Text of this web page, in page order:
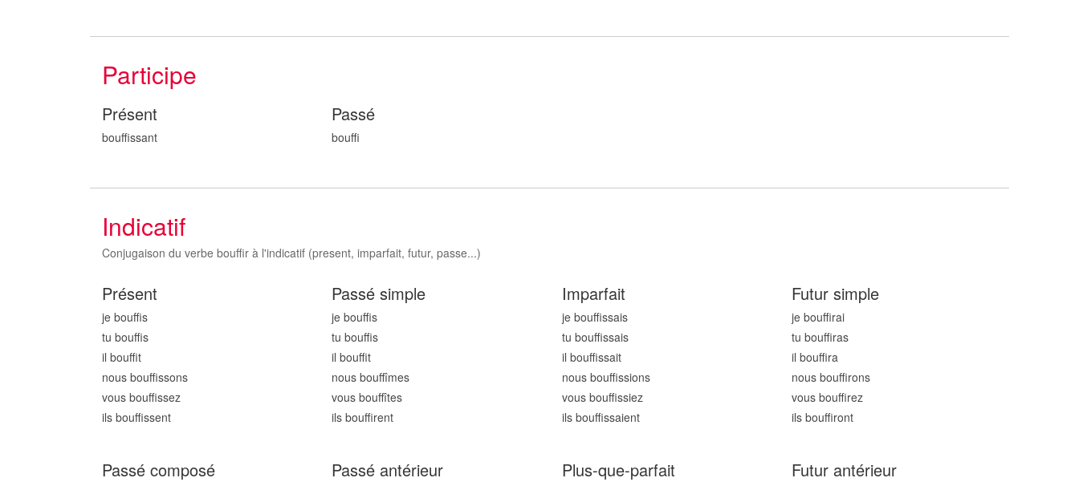
Participe
Présent
bouffissant
Passé
bouff
Indicatif
Conjugaison du verbe bouffir à l'indicatif (present, imparfait, futur, passe...)
Présent
je bouffis
tu bouffis
il bouffit
nous bouffissons
vous bouffissez
ils bouffissent
Passé simple
je bouffis
tu bouffis
il bouffit
nous bouffîmes
vous bouffîtes
ils bouffirent
Imparfait
je bouffissais
tu bouffissais
il bouffissait
nous bouffissions
vous bouffissiez
ils bouffissaient
Futur simple
je bouffirai
tu bouffiras
il bouffira
nous bouffirons
vous bouffirez
ils bouffiront
Passé composé Passé antérieur Plus-que-parfait Futur antérieur